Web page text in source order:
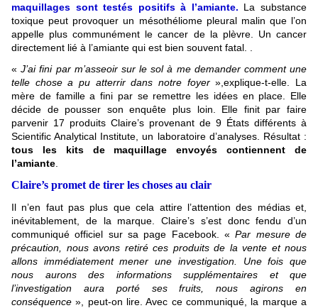
maquillages sont testés positifs à l’amiante. La substance
toxique peut provoquer un mésothéliome pleural malin que l’on
appelle plus communément le cancer de la plèvre. Un cancer
directement lié à l’amiante qui est bien souvent fatal.
«J’ai fini par m’asseoir sur le sol à me demander comment une
telle chose a pu atterrir dans notre foyer»,explique-t-elle.
La
mère de famille a fini par se remettre les idées en place. Elle
décide de pousser son enquête plus loin. Elle finit par faire
parvenir 17 produits Claire’s provenant de 9 États différents à
Scientific Analytical Institute, un laboratoire d’analyses. Résultat :
tous les kits de maquillage envoyés contiennent de
l’amiante
Claire’s promet de tirer les choses au clair
Il n’en faut pas plus que cela attire l’attention des médias et,
inévitablement, de la marque. Claire’s s’est donc fendu d’un
communiqué officiel sur sa page Facebook. «Par mesure de
précaution, nous avons retiré ces produits de la vente et nous
allons immédiatement mener une investigation. Une fois que
nous aurons des informations supplémentaires et que
l’investigation aura porté ses fruits, nous agirons en
conséquence», peut-on lire. Avec ce communiqué, la marque a